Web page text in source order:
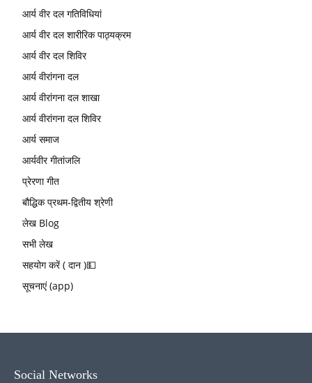
आर्य वीर दल गतिविधियां
आर्य वीर दल शारीरिक पाठ्यक्रम
आर्य वीर दल शिविर
आर्य वीरांगना दल
आर्य वीरांगना दल शाखा
आर्य वीरांगना दल शिविर
आर्य समाज
आर्यवीर गीतांजलि
प्रेरणा गीत
बौद्धिक प्रथम-द्वितीय श्रेणी
लेख Blog
सभी लेख
सहयोग करें ( दान )💵
सूचनाएं (app)
Social Networks